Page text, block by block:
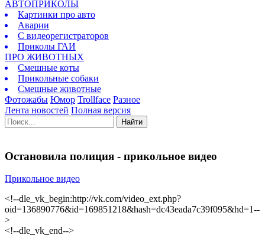
АВТОПРИКОЛЫ
Картинки про авто
Аварии
С видеорегистраторов
Приколы ГАИ
ПРО ЖИВОТНЫХ
Смешные коты
Прикольные собаки
Смешные животные
Фотожабы Юмор Trollface Разное
Лента новостей Полная версия
Найти
Остановила полиция - прикольное видео
Прикольное видео
<!--dle_vk_begin:http://vk.com/video_ext.php?
oid=136890776&id=169851218&hash=dc43eada7c39f095&hd=1--
>
<!--dle_vk_end-->